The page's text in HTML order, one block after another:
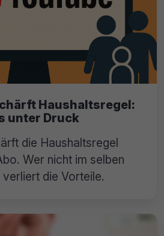
Haushaltsregel:
unter Druck
die Haushaltsregel
Wer nicht im selben
die Vorteile.